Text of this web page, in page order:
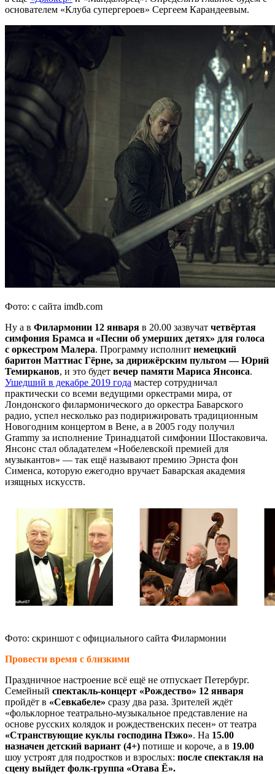
основателем «Клуба супергероев» Сергеем Карандеевым.
Фото: с сайта imdb.com
Ну а в Филармонии 12 января в 20.00 зазвучат четвёртая
симфония Брамса и «Песни об умерших детях» для голоса
с оркестром Малера. Программу исполнит немецкий
баритон Маттиас Гёрне, за дирижёрским пультом — Юрий
Темирканов, и это будет вечер памяти Мариса Янсонса.
Ушедший в декабре 2019 года мастер сотрудничал
практически со всеми ведущими оркестрами мира, от
Лондонского филармонического до оркестра Баварского
радио, успел несколько раз подирижировать традиционным
Новогодним концертом в Вене, а в 2005 году получил
Grammy за исполнение Тринадцатой симфонии Шостаковича.
Янсонс стал обладателем «Нобелевской премией для
музыкантов» — так ещё называют премию Эрнста фон
Сименса, которую ежегодно вручает Баварская академия
изящных искусств.
Фото: скриншот с официального сайта Филармонии
Провести время с близкими
Праздничное настроение всё ещё не отпускает Петербург.
Семейный спектакль-концерт «Рождество» 12 января
пройдёт в «Севкабеле» сразу два раза. Зрителей ждёт
«фольклорное театрально-музыкальное представление на
основе русских колядок и рождественских песен» от театра
«Странствующие куклы господина Пэжо». На 15.00
назначен детский вариант (4+) потише и короче, а в 19.00
шоу устроят для подростков и взрослых: после спектакля на
сцену выйдет фолк-группа «Отава Ё».